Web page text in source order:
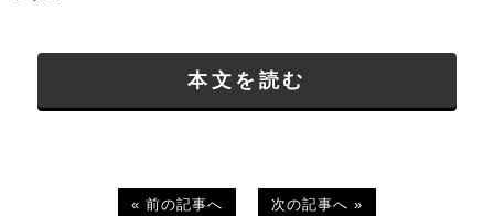
本文を読む
« 前の記事へ 次の記事へ »